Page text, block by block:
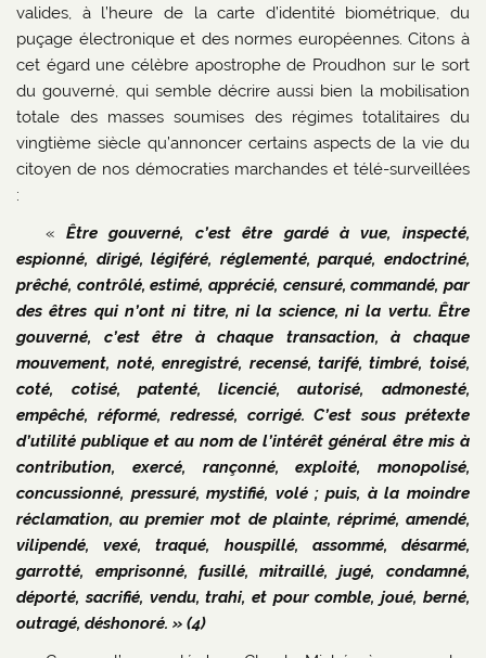
valides, à l’heure de la carte d’identité biométrique, du
puçage électronique et des normes européennes. Citons à
cet égard une célèbre apostrophe de Proudhon sur le sort
du gouverné, qui semble décrire aussi bien la mobilisation
totale des masses soumises des régimes totalitaires du
vingtième siècle qu’annoncer certains aspects de la vie du
citoyen de nos démocraties marchandes et télé-surveillées
:
«Être gouverné, c’est être gardé à vue, inspecté,
espionné, dirigé, légiféré, réglementé, parqué, endoctriné,
prêché, contrôlé, estimé, apprécié, censuré, commandé, par
des êtres qui n’ont ni titre, ni la science, ni la vertu. Être
gouverné, c’est être à chaque transaction, à chaque
mouvement, noté, enregistré, recensé, tarifé, timbré, toisé,
coté, cotisé, patenté, licencié, autorisé, admonesté,
empêché, réformé, redressé, corrigé. C’est sous prétexte
d’utilité publique et au nom de l’intérêt général être mis à
contribution, exercé, rançonné, exploité, monopolisé,
concussionné, pressuré, mystifié, volé ; puis, à la moindre
réclamation, au premier mot de plainte, réprimé, amendé,
vilipendé, vexé, traqué, houspillé, assommé, désarmé,
garrotté, emprisonné, fusillé, mitraillé, jugé, condamné,
déporté, sacrifié, vendu, trahi, et pour comble, joué, berné,
outragé, déshonoré. » (4)